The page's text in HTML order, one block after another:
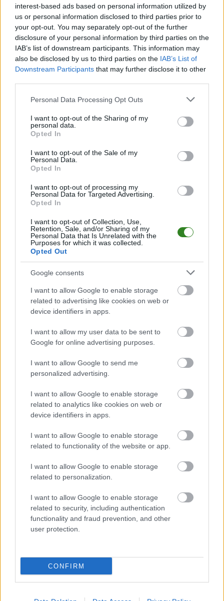
interest-based ads based on personal information utilized by
us or personal information disclosed to third parties prior to
your opt-out. You may separately opt-out of the further
disclosure of your personal information by third parties on the
IAB’s list of downstream participants. This information may
also be disclosed by us to third parties on the IAB’s List of
Downstream Participants that may further disclose it to other
Please note that this website/app uses one or more Google
not limited to your visit or usage behaviour. You may click to
grant or deny consent to Google and its third-party tags to
use your data for below specified purposes in below Google
consent section.
Personal Data Processing Opt Outs
I want to opt-out of the Sharing of my
personal data.
Opted In
I want to opt-out of the Sale of my
Personal Data.
Opted In
I want to opt-out of processing my
Personal Data for Targeted Advertising.
Opted In
I want to opt-out of Collection, Use,
Retention, Sale, and/or Sharing of my
Personal Data that Is Unrelated with the
Purposes for which it was collected.
Opted Out
Google consents
I want to allow Google to enable storage
related to advertising like cookies on web or
device identifiers in apps.
I want to allow my user data to be sent to
Google for online advertising purposes.
I want to allow Google to send me
personalized advertising.
I want to allow Google to enable storage
related to analytics like cookies on web or
device identifiers in apps.
I want to allow Google to enable storage
related to functionality of the website or app.
I want to allow Google to enable storage
related to personalization.
I want to allow Google to enable storage
related to security, including authentication
functionality and fraud prevention, and other
user protection.
CONFIRM
CZYTAJ TAKŻE
2026-06-10 17:21
Obrońca Sokoła
trafi do pierwszej ligi
Poważna kontuzja
przerwa
Resovia vs. KSZO
Ostrowiec 3-0 [ZAPIS
RELACJI NA ŻYWO]
KOMENTARZE
Uwaga!
Teraz komentarze są domyślnie ukryte, aby poprawić
„Zobacz komentarze”, aby je wyświetlić i dołączyć do
dyskusji.
Zobacz komentarze
NASTĘPNY ARTYKUŁ
2026-06-10 12:18
Plan przygotowań Hutnika Kraków do
Asseco Resovia|Developres Rzeszów |ITA TOOLS Stal Mielec
Cellfast Wilki Krosno|Texom Stal Rzeszów|Stal Mielec
Motor Lublin|Stal Rzeszów|Stal Stalowa Wola|Wisła Kraków
Resovia|Wieczysta Kraków
kartki okolicznościowe